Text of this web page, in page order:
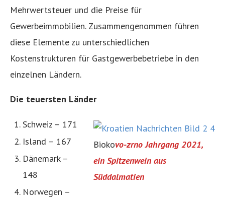
Mehrwertsteuer und die Preise für
Gewerbeimmobilien. Zusammengenommen führen
diese Elemente zu unterschiedlichen
Kostenstrukturen für Gastgewerbebetriebe in den
einzelnen Ländern.
Die teuersten Länder
Biokovo-zrno Jahrgang 2021,
ein Spitzenwein aus
Süddalmatien
Schweiz – 171
Island – 167
Dänemark –
148
Norwegen –